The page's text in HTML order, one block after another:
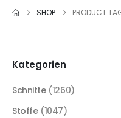
SHOP PRODUCT
Kategorien
Schnitte (1260)
Stoffe (1047)